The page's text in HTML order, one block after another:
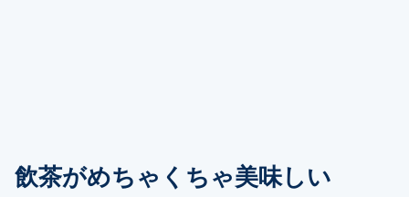
飲茶がめちゃくちゃ美味しい